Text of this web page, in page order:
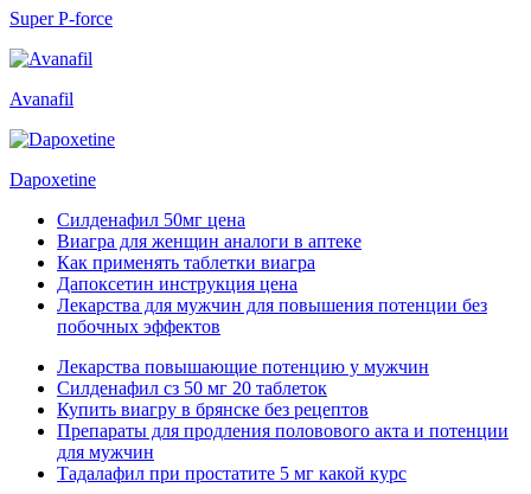
Super P-force
Avanafil
Dapoxetine
Силденафил 50мг цена
Виагра для женщин аналоги в аптеке
Как применять таблетки виагра
Дапоксетин инструкция цена
Лекарства для мужчин для повышения потенции без
побочных эффектов
Лекарства повышающие потенцию у мужчин
Силденафил сз 50 мг 20 таблеток
Купить виагру в брянске без рецептов
Препараты для продления половового акта и потенции
для мужчин
Тадалафил при простатите 5 мг какой курс